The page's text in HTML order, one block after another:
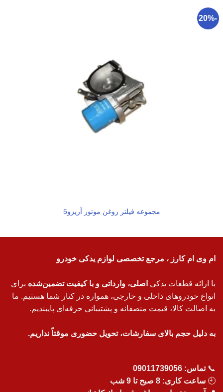
-20%
مجموعه فیلتر روغن موتور آریزو5
ام وی ام کارز ، مرجع تخصصی لوازم یدکی خودرو
با ارائه قطعات یدکی اصلی، وارداتی و با کیفیت تضمین‌شده برای
انواع خودروهای داخلی و خارجی، همواره در کنار شما هستیم. ما
به اصالت کالا، قیمت منصفانه و پشتیبانی حرفه‌ای پایبندیم.
به دلیل حجم بالای سفارشات، تحویل حضوری موقتاً نداریم.
📞تماس: 09011739056
🕘 ساعت کاری: 8 صبح تا 9 شب